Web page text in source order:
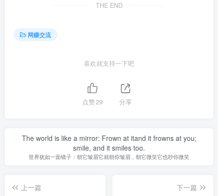
THE END
网赚交流
喜欢就支持一下吧
点赞29 分享
The world is like a mirror: Frown at itand it frowns at you;
smile, and it smiles too.
世界犹如一面镜子：朝它皱眉它就朝你皱眉，朝它微笑它也吵你微笑
上一篇
下一篇